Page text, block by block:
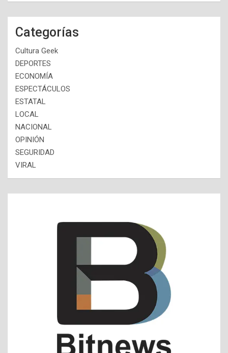
Categorías
Cultura Geek
DEPORTES
ECONOMÍA
ESPECTÁCULOS
ESTATAL
LOCAL
NACIONAL
OPINIÓN
SEGURIDAD
VIRAL